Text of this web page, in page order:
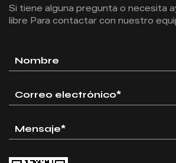
Si tiene alguna pregunta o necesita
libre Para contactar con nuestro